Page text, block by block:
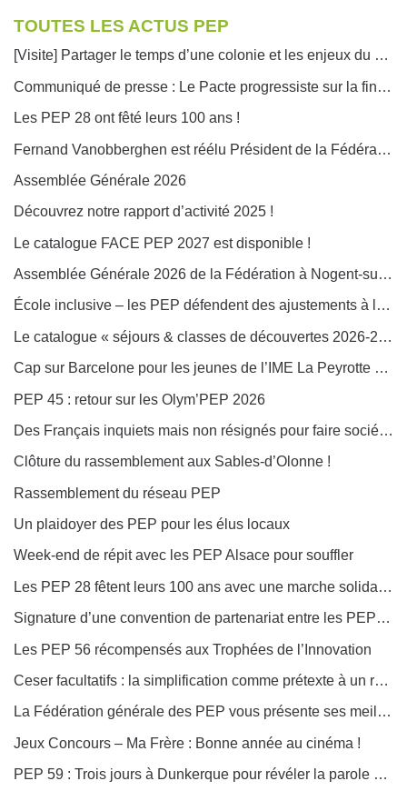
TOUTES LES ACTUS PEP
[Visite] Partager le temps d’une colonie et les enjeux du départ des enfants
Communiqué de presse : Le Pacte progressiste sur la fin de vie se félicite de l’adoption de la loi relative au droit à l’aide à mourir
Les PEP 28 ont fêté leurs 100 ans !
Fernand Vanobberghen est réélu Président de la Fédération générale des PEP
Assemblée Générale 2026
Découvrez notre rapport d’activité 2025 !
Le catalogue FACE PEP 2027 est disponible !
Assemblée Générale 2026 de la Fédération à Nogent-sur-Marne
École inclusive – les PEP défendent des ajustements à la proposition de loi
Le catalogue « séjours & classes de découvertes 2026-2027 est disponible !
Cap sur Barcelone pour les jeunes de l’IME La Peyrotte des PEP 19
PEP 45 : retour sur les Olym’PEP 2026
Des Français inquiets mais non résignés pour faire société solidaire et inclusive
Clôture du rassemblement aux Sables-d’Olonne !
Rassemblement du réseau PEP
Un plaidoyer des PEP pour les élus locaux
Week-end de répit avec les PEP Alsace pour souffler
Les PEP 28 fêtent leurs 100 ans avec une marche solidaire colorée !
Signature d’une convention de partenariat entre les PEP 28 et les PEP Grand Oise
Les PEP 56 récompensés aux Trophées de l’Innovation
Ceser facultatifs : la simplification comme prétexte à un recul démocratique
La Fédération générale des PEP vous présente ses meilleurs voeux pour 2026 !
Jeux Concours – Ma Frère : Bonne année au cinéma !
PEP 59 : Trois jours à Dunkerque pour révéler la parole des jeunes